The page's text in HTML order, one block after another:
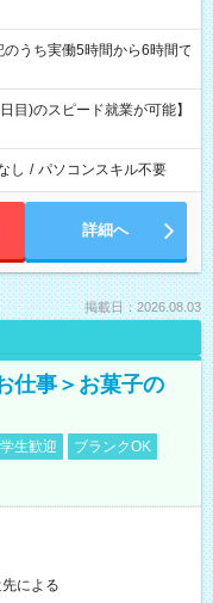
目)のスピード就業が可能】
し / パソコンスキル不要
詳細へ
掲載日：2026.08.03
仕事＞お菓子の
生歓迎
ブランクOK
による